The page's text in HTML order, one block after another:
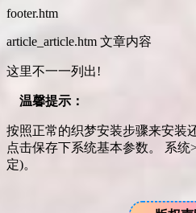
footer.htm
article_article.htm 文章内容
这里不一一列出!
温馨提示：
按照正常的织梦安装步骤来安装
点击保存下系统基本参数。 系统
定)。